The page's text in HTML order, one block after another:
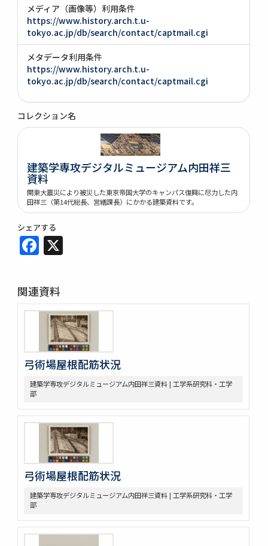
メディア（画像等）利用条件
https://www.history.arch.t.u-
tokyo.ac.jp/db/search/contact/captmail.cgi
メタデータ利用条件
https://www.history.arch.t.u-
tokyo.ac.jp/db/search/contact/captmail.cgi
コレクション名
建築学専攻デジタルミュージアム内田祥三
資料
関東大震災により被災した東京帝国大学のキャンパス復興に尽力した内
田祥三（第14代総長、営繕課長）にかかる建築資料です。
シェアする
Facebook
関連資料
弓術場屋根配筋状況
建築学専攻デジタルミュージアム内田祥三資料 | 工学系研究科・工学
部
弓術場屋根配筋状況
建築学専攻デジタルミュージアム内田祥三資料 | 工学系研究科・工学
部